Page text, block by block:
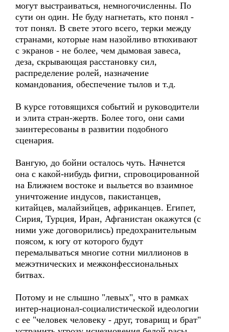
могут выстраиваться, немногочисленны. По
сути он один. Не буду нагнетать, кто понял -
тот понял. В свете этого всего, терки между
странами, которые нам назойливо втюхивают
с экранов - не более, чем дымовая завеса,
деза, скрывающая расстановку сил,
распределение ролей, назначение
командования, обеспечение тылов и т.д.
В курсе готовящихся событий и руководители
и элита стран-жертв. Более того, они сами
заинтересованы в развитии подобного
сценария.
Вангую, до бойни осталось чуть. Начнется
она с какой-нибудь фигни, спровоцированной
на Ближнем востоке и выльется во взаимное
уничтожение индусов, пакистанцев,
китайцев, малайзийцев, африканцев. Египет,
Сирия, Турция, Иран, Афганистан окажутся (с
ними уже договорились) предохранительным
поясом, к югу от которого будут
перемалываться многие сотни миллионов в
межэтнических и межконфессиональных
битвах.
Потому и не слышно "левых", что в рамках
интер-национал-социалистической идеологии
с ее "человек человеку - друг, товарищ и брат"